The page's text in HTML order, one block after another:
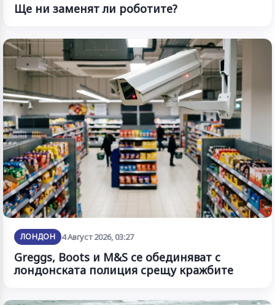
Ще ни заменят ли роботите?
ЛОНДОН 4 Август 2026, 03:27
Greggs, Boots и M&S се обединяват с
лондонската полиция срещу кражбите